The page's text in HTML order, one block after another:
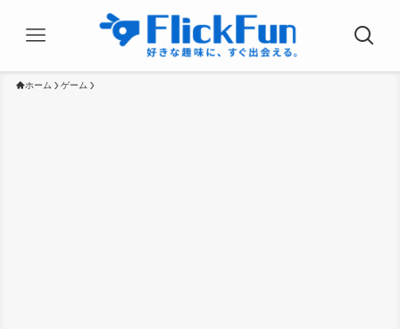
ホーム ゲーム